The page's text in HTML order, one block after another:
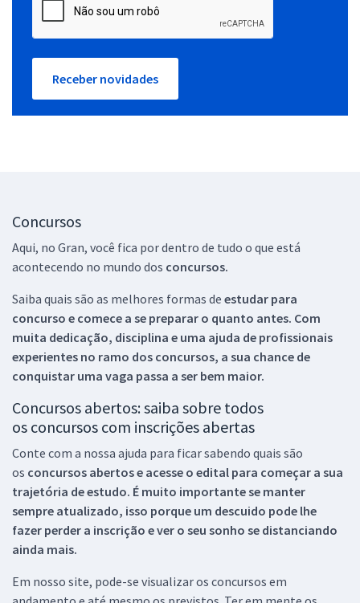
Receber novidades
Concursos
Aqui, no Gran, você fica por dentro de tudo o que está
acontecendo no mundo dos concursos.
Saiba quais são as melhores formas de estudar para
concurso e comece a se preparar o quanto antes. Com
muita dedicação, disciplina e uma ajuda de profissionais
experientes no ramo dos concursos, a sua chance de
conquistar uma vaga passa a ser bem maior.
Concursos abertos: saiba sobre todos
os concursos com inscrições abertas
Conte com a nossa ajuda para ficar sabendo quais são
os concursos abertos e acesse o edital para começar a sua
trajetória de estudo. É muito importante se manter
sempre atualizado, isso porque um descuido pode lhe
fazer perder a inscrição e ver o seu sonho se distanciando
ainda mais.
Em nosso site, pode-se visualizar os concursos em